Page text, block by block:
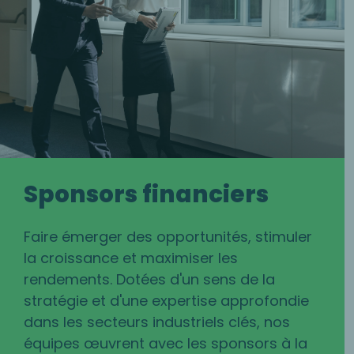
Sponsors financiers
Faire émerger des opportunités, stimuler
la croissance et maximiser les
rendements. Dotées d'un sens de la
stratégie et d'une expertise approfondie
dans les secteurs industriels clés, nos
équipes œuvrent avec les sponsors à la